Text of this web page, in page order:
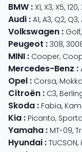
BMW : X1, X3, X5, 120,
Audi : A1, A3, Q2, Q3,
Volkswagen : Golf,
Peugeot : 308,
MINI : Cooper,
Mercedes-Benz :
Opel : Corsa, Mokka
Citroën : C3,
Skoda : Fabia,
Kia : Picanto,
Yamaha : MT-09,
Hyundai : TUCSON,